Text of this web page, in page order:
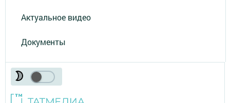
Актуальное видео
Документы